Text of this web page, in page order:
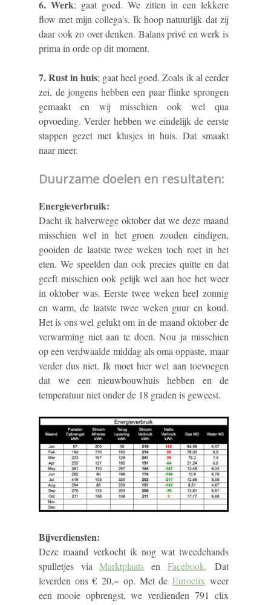
6. Werk; gaat goed. We zitten in een lekkere
flow met mijn collega's. Ik hoop natuurlijk dat zij
daar ook zo over denken. Balans privé en werk is
prima in orde op dit moment.
7. Rust in huis; gaat heel goed. Zoals ik al eerder
zei, de jongens hebben een paar flinke sprongen
gemaakt en wij misschien ook wel qua
opvoeding. Verder hebben we eindelijk de eerste
stappen gezet met klusjes in huis. Dat smaakt
naar meer.
Duurzame doelen en resultaten:
Energieverbruik:
Dacht ik halverwege oktober dat we deze maand
misschien wel in het groen zouden eindigen,
gooiden de laatste twee weken toch roet in het
eten. We speelden dan ook precies quitte en dat
geeft misschien ook gelijk wel aan hoe het weer
in oktober was. Eerste twee weken heel zonnig
en warm, de laatste twee weken guur en koud.
Het is ons wel gelukt om in de maand oktober de
verwarming niet aan te doen. Nou ja misschien
op een verdwaalde middag als oma oppaste, maar
verder dus niet. Ik moet hier wel aan toevoegen
dat we een nieuwbouwhuis hebben en de
temperatuur niet onder de 18 graden is geweest.
Bijverdiensten:
Deze maand verkocht ik nog wat tweedehands
spulletjes viaMarktplaats en Facebook. Dat
leverden ons € 20,= op. Met de Euroclix weer
een mooie opbrengst, we verdienden 791 clix